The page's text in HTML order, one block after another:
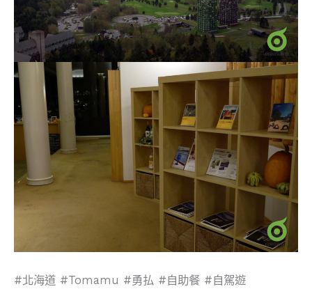
#北海道 #Tomamu #勇払 #自助餐 #自駕遊